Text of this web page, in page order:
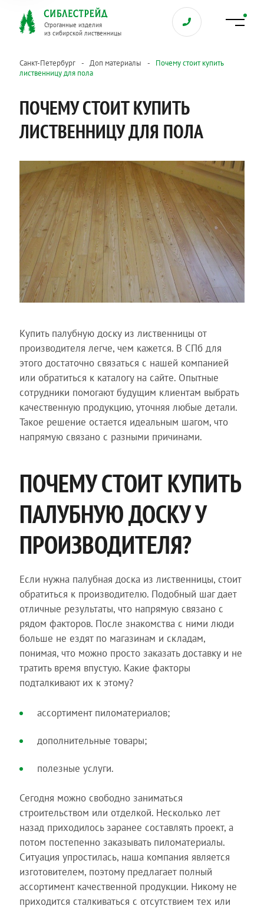
Строганные изделия
из сибирской лиственницы
Санкт-Петербург Доп материалы
Почему стоит купить
лиственницу для пола
ПОЧЕМУ СТОИТ КУПИТЬ
ЛИСТВЕННИЦУ ДЛЯ ПОЛА
Купить палубную доску из лиственницы от
производителя легче, чем кажется. В СПб для
этого достаточно связаться с нашей компанией
или обратиться к каталогу на сайте. Опытные
сотрудники помогают будущим клиентам выбрать
качественную продукцию, уточняя любые детали.
Такое решение остается идеальным шагом, что
напрямую связано с разными причинами.
ПОЧЕМУ СТОИТ КУПИТЬ
ПАЛУБНУЮ ДОСКУ У
ПРОИЗВОДИТЕЛЯ?
Если нужна палубная доска из лиственницы, стоит
обратиться к производителю. Подобный шаг дает
отличные результаты, что напрямую связано с
рядом факторов. После знакомства с ними люди
больше не ездят по магазинам и складам,
понимая, что можно просто заказать доставку и не
тратить время впустую. Какие факторы
подталкивают их к этому?
ассортимент пиломатериалов;
дополнительные товары;
полезные услуги.
Сегодня можно свободно заниматься
строительством или отделкой. Несколько лет
назад приходилось заранее составлять проект, а
потом постепенно заказывать пиломатериалы.
Ситуация упростилась, наша компания является
изготовителем, поэтому предлагает полный
ассортимент качественной продукции. Никому не
приходится сталкиваться с отсутствием тех или